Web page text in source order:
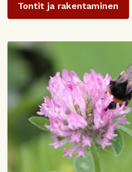
Tontit ja rakentaminen